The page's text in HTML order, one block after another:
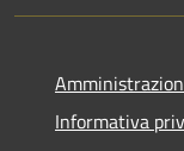
Informativa